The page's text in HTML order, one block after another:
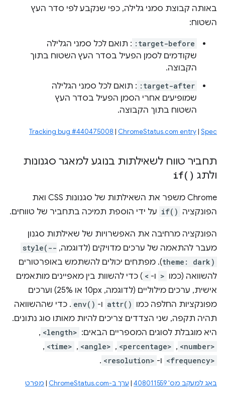
באותה קבוצת סמני גלילה, כפי שנקבע לפי סדר העץ
השטוח:
:target-before : תואם לכל סמני הגלילה
שקודמים לסמן הפעיל בסדר העץ השטוח בתוך
הקבוצה.
:target-after : תואם לכל סמני הגלילה
שמופיעים אחרי הסמן הפעיל בסדר העץ
השטוח בתוך הקבוצה.
Tracking bug #440475008 | ChromeStatus.com entry| Spec
תחביר טווח לשאילתות בנוגע למאגר סגנונות
ולתג
if( )
‫Chrome משפר את השאילתות של סגנונות CSS ואת
הפונקציה if() על ידי הוספת תמיכה בתחביר של טווחים.
הפונקציה מרחיבה את האפשרויות של שאילתות סגנון
מעבר להתאמה של ערכים מדויקים (לדוגמה, style(--
theme: dark)). מפתחים יכולים להשתמש באופרטורים
להשוואה (כמו > ו- < ) כדי להשוות בין מאפיינים מותאמים
אישית, ערכים מילוליים (לדוגמה, 10px או 25%) וערכים
מפונקציות החלפה כמו attr() ו- env() . כדי שההשוואה
תהיה תקפה, שני הצדדים צריכים להיות מאותו סוג נתונים.
היא מוגבלת לסוגים המספריים הבאים: <length>
,‏
<number>
,‏
<percentage>
,‏
<angle>
,‏
<time>
,‏
<frequency> ו- <resolution>
.
באג למעקב מס' 408011559 | ערך ב-ChromeStatus.com | מפרט